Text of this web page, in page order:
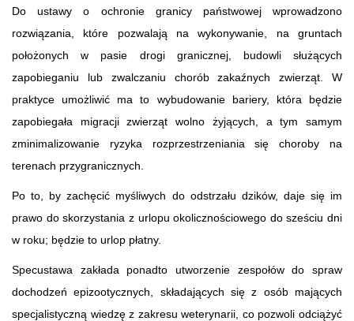
Do ustawy o ochronie granicy państwowej wprowadzono
rozwiązania, które pozwalają na wykonywanie, na gruntach
położonych w pasie drogi granicznej, budowli służących
zapobieganiu lub zwalczaniu chorób zakaźnych zwierząt. W
praktyce umożliwić ma to wybudowanie bariery, która będzie
zapobiegała migracji zwierząt wolno żyjących, a tym samym
zminimalizowanie ryzyka rozprzestrzeniania się choroby na
terenach przygranicznych.
Po to, by zachęcić myśliwych do odstrzału dzików, daje się im
prawo do skorzystania z urlopu okolicznościowego do sześciu dni
w roku; będzie to urlop płatny.
Specustawa zakłada ponadto utworzenie zespołów do spraw
dochodzeń epizootycznych, składających się z osób mających
specjalistyczną wiedzę z zakresu weterynarii, co pozwoli odciążyć